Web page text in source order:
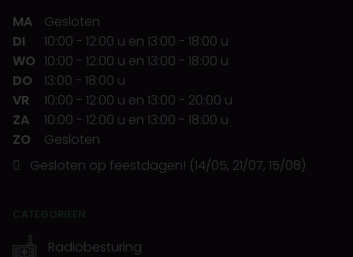
MA
Gesloten
DI
10:00 - 12:00 u en 13:00 - 18:00 u
WO 10:00 - 12:00 u en 13:00 - 18:00 u
DO
13:00 - 18:00 u
VR
10:00 - 12:00 u en 13:00 - 20:00 u
ZA
10:00 - 12:00 u en 13:00 - 18:00 u
ZO
Gesloten
Gesloten op feestdagen! (14/05, 21/07, 15/08)
CATEGORIEËN
Radiobesturing